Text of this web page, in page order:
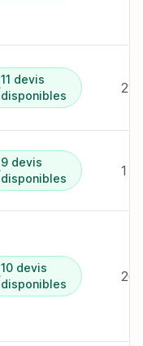
11 devis
disponibles
9 devis
disponibles
10 devis
disponibles
26